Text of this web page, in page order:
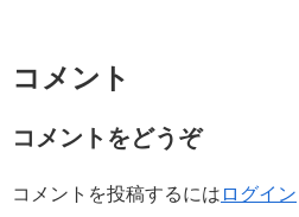
コメント
コメントをどうぞ
コメントを投稿するには ログイン